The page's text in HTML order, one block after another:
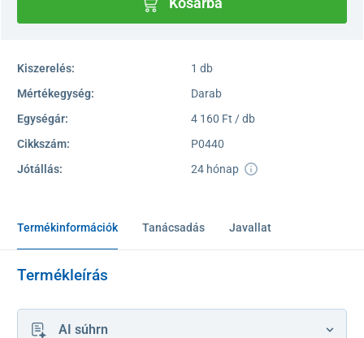
Kosárba
Kiszerelés:
1 db
Mértékegység:
Darab
Egységár:
4 160 Ft / db
Cikkszám:
P0440
Jótállás:
24 hónap
Termékinformációk Tanácsadás Javallat
Termékleírás
AI súhrn